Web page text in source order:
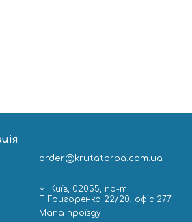
order@krutatorba.com.ua
м. Київ, 02055, пр-т.
П.Григоренка 22/20, офіс 277
Мапа проїзду